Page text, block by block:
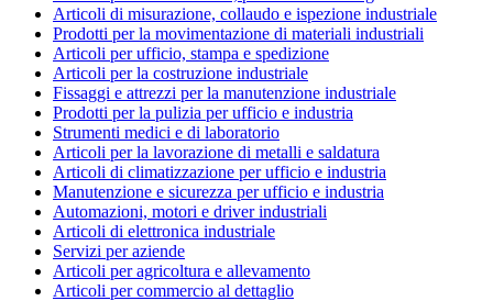
Articoli di misurazione, collaudo e ispezione industriale
Prodotti per la movimentazione di materiali industriali
Articoli per ufficio, stampa e spedizione
Articoli per la costruzione industriale
Fissaggi e attrezzi per la manutenzione industriale
Prodotti per la pulizia per ufficio e industria
Strumenti medici e di laboratorio
Articoli per la lavorazione di metalli e saldatura
Articoli di climatizzazione per ufficio e industria
Manutenzione e sicurezza per ufficio e industria
Automazioni, motori e driver industriali
Articoli di elettronica industriale
Servizi per aziende
Articoli per agricoltura e allevamento
Articoli per commercio al dettaglio